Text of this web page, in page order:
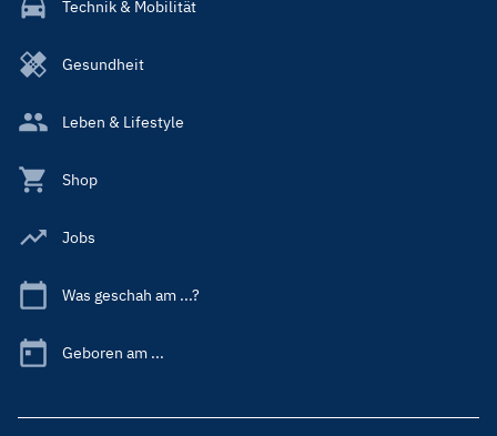
Technik & Mobilität
Gesundheit
Leben & Lifestyle
Shop
Jobs
Was geschah am ...?
Geboren am ...